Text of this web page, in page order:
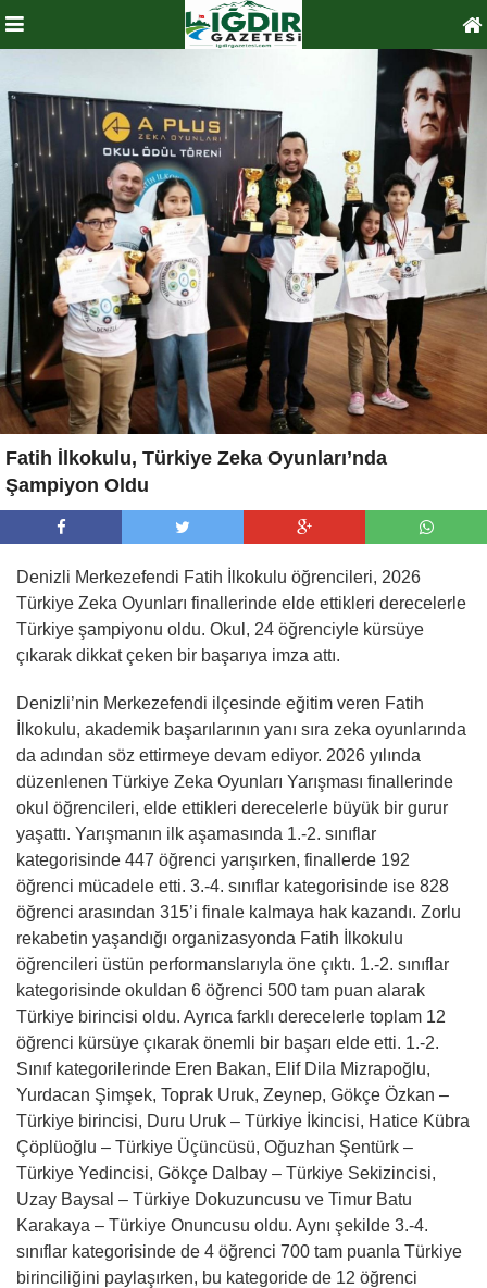
Fatih İlkokulu, Türkiye Zeka Oyunları’nda
Şampiyon Oldu
Denizli Merkezefendi Fatih İlkokulu öğrencileri, 2026
Türkiye Zeka Oyunları finallerinde elde ettikleri derecelerle
Türkiye şampiyonu oldu. Okul, 24 öğrenciyle kürsüye
çıkarak dikkat çeken bir başarıya imza attı.
Denizli’nin Merkezefendi ilçesinde eğitim veren Fatih
İlkokulu, akademik başarılarının yanı sıra zeka oyunlarında
da adından söz ettirmeye devam ediyor. 2026 yılında
düzenlenen Türkiye Zeka Oyunları Yarışması finallerinde
okul öğrencileri, elde ettikleri derecelerle büyük bir gurur
yaşattı. Yarışmanın ilk aşamasında 1.-2. sınıflar
kategorisinde 447 öğrenci yarışırken, finallerde 192
öğrenci mücadele etti. 3.-4. sınıflar kategorisinde ise 828
öğrenci arasından 315’i finale kalmaya hak kazandı. Zorlu
rekabetin yaşandığı organizasyonda Fatih İlkokulu
öğrencileri üstün performanslarıyla öne çıktı. 1.-2. sınıflar
kategorisinde okuldan 6 öğrenci 500 tam puan alarak
Türkiye birincisi oldu. Ayrıca farklı derecelerle toplam 12
öğrenci kürsüye çıkarak önemli bir başarı elde etti. 1.-2.
Sınıf kategorilerinde Eren Bakan, Elif Dila Mizrapoğlu,
Yurdacan Şimşek, Toprak Uruk, Zeynep, Gökçe Özkan –
Türkiye birincisi, Duru Uruk – Türkiye İkincisi, Hatice Kübra
Çöplüoğlu – Türkiye Üçüncüsü, Oğuzhan Şentürk –
Türkiye Yedincisi, Gökçe Dalbay – Türkiye Sekizincisi,
Uzay Baysal – Türkiye Dokuzuncusu ve Timur Batu
Karakaya – Türkiye Onuncusu oldu. Aynı şekilde 3.-4.
sınıflar kategorisinde de 4 öğrenci 700 tam puanla Türkiye
birinciliğini paylaşırken, bu kategoride de 12 öğrenci